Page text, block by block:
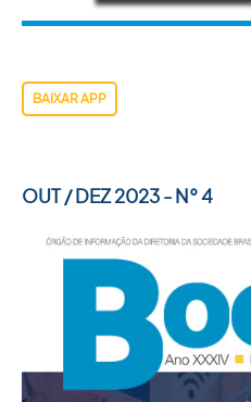
BAIXAR APP
OUT / DEZ 2023 - N° 4